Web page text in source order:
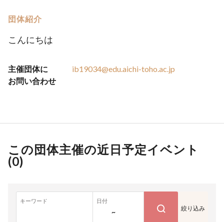
団体紹介
こんにちは
主催団体に
お問い合わせ
ib19034@edu.aichi-toho.ac.jp
この団体主催の近日予定イベント
(0)
キーワード 日付
~ 絞り込み